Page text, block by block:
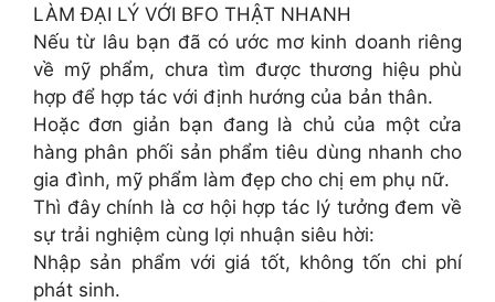
LÀM ĐẠI LÝ VỚI BFO THẬT NHANH
Nếu từ lâu bạn đã có ước mơ kinh doanh riêng
về mỹ phẩm, chưa tìm được thương hiệu phù
hợp để hợp tác với định hướng của bản thân.
Hoặc đơn giản bạn đang là chủ của một cửa
hàng phân phối sản phẩm tiêu dùng nhanh cho
gia đình, mỹ phẩm làm đẹp cho chị em phụ nữ.
Thì đây chính là cơ hội hợp tác lý tưởng đem về
sự trải nghiệm cùng lợi nhuận siêu hời:
Nhập sản phẩm với giá tốt, không tốn chi phí
phát sinh.